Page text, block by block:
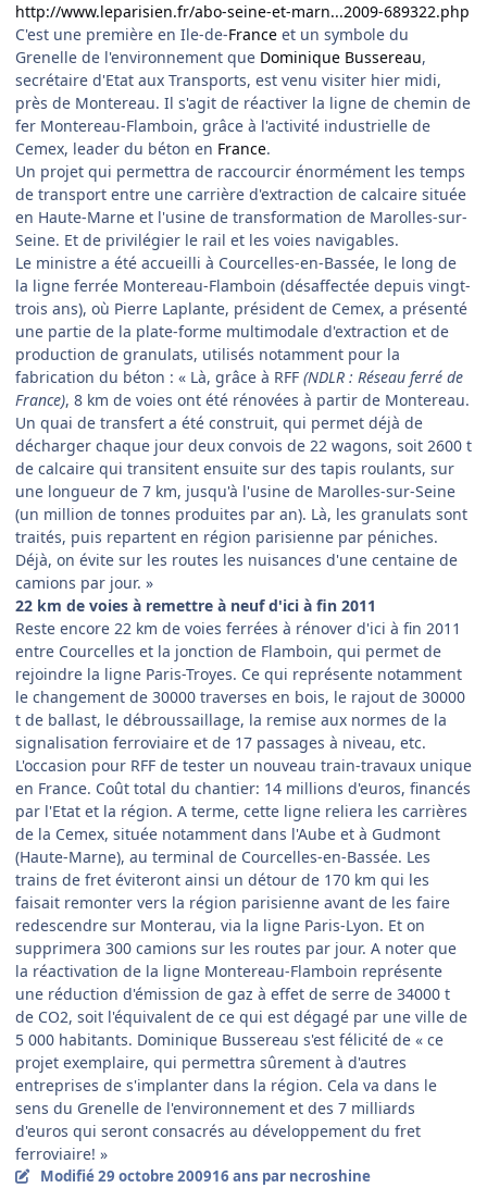
http://www.leparisien.fr/abo-seine-et-marn...2009-689322.php
C'est une première en Ile-de-France et un symbole du
Grenelle de l'environnement que Dominique Bussereau,
secrétaire d'Etat aux Transports, est venu visiter hier midi,
près de Montereau. Il s'agit de réactiver la ligne de chemin de
fer Montereau-Flamboin, grâce à l'activité industrielle de
Cemex, leader du béton en France.
Un projet qui permettra de raccourcir énormément les temps
de transport entre une carrière d'extraction de calcaire située
en Haute-Marne et l'usine de transformation de Marolles-sur-
Seine. Et de privilégier le rail et les voies navigables.
Le ministre a été accueilli à Courcelles-en-Bassée, le long de
la ligne ferrée Montereau-Flamboin (désaffectée depuis vingt-
trois ans), où Pierre Laplante, président de Cemex, a présenté
une partie de la plate-forme multimodale d'extraction et de
production de granulats, utilisés notamment pour la
fabrication du béton : « Là, grâce à RFF (NDLR : Réseau ferré de
France), 8 km de voies ont été rénovées à partir de Montereau.
Un quai de transfert a été construit, qui permet déjà de
décharger chaque jour deux convois de 22 wagons, soit 2600 t
de calcaire qui transitent ensuite sur des tapis roulants, sur
une longueur de 7 km, jusqu'à l'usine de Marolles-sur-Seine
(un million de tonnes produites par an). Là, les granulats sont
traités, puis repartent en région parisienne par péniches.
Déjà, on évite sur les routes les nuisances d'une centaine de
camions par jour. »
22 km de voies à remettre à neuf d'ici à fin 2011
Reste encore 22 km de voies ferrées à rénover d'ici à fin 2011
entre Courcelles et la jonction de Flamboin, qui permet de
rejoindre la ligne Paris-Troyes. Ce qui représente notamment
le changement de 30000 traverses en bois, le rajout de 30000
t de ballast, le débroussaillage, la remise aux normes de la
signalisation ferroviaire et de 17 passages à niveau, etc.
L'occasion pour RFF de tester un nouveau train-travaux unique
en France. Coût total du chantier: 14 millions d'euros, financés
par l'Etat et la région. A terme, cette ligne reliera les carrières
de la Cemex, située notamment dans l'Aube et à Gudmont
(Haute-Marne), au terminal de Courcelles-en-Bassée. Les
trains de fret éviteront ainsi un détour de 170 km qui les
faisait remonter vers la région parisienne avant de les faire
redescendre sur Monterau, via la ligne Paris-Lyon. Et on
supprimera 300 camions sur les routes par jour. A noter que
la réactivation de la ligne Montereau-Flamboin représente
une réduction d'émission de gaz à effet de serre de 34000 t
de CO2, soit l'équivalent de ce qui est dégagé par une ville de
5 000 habitants. Dominique Bussereau s'est félicité de « ce
projet exemplaire, qui permettra sûrement à d'autres
entreprises de s'implanter dans la région. Cela va dans le
sens du Grenelle de l'environnement et des 7 milliards
d'euros qui seront consacrés au développement du fret
ferroviaire! »
Modifié29 octobre 200916 ans par necroshine